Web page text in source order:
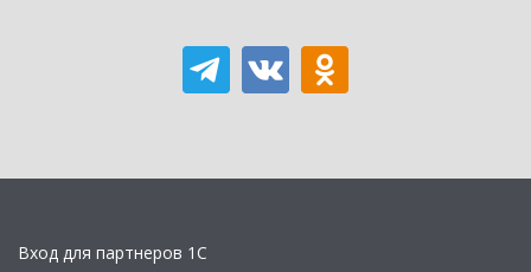
Вход для партнеров 1С